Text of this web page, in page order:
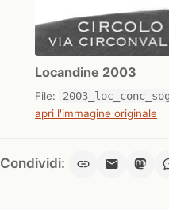
Locandine 2003
File:
apri l'immagine originale
Condividi: